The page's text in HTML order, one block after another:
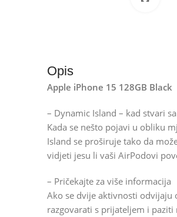
Opis
Apple iPhone 15 128GB Black
– Dynamic Island – kad stvari
Kada se nešto pojavi u obliku
Island se proširuje tako da
vidjeti jesu li vaši AirPodovi
– Pričekajte za više informacija
Ako se dvije aktivnosti odvijaju
razgovarati s prijateljem i